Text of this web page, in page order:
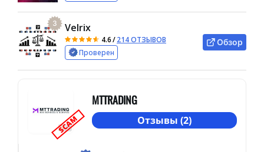
3 Velrix
4.6/214 ОТЗЫВОВ
Проверен
Обзор
SCAM
MTTRADING
Отзывы (2)